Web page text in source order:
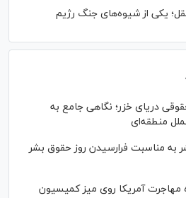
یکی از شیوه‌های جنگ رژیم
دریای خزر؛ نگاهی جامع به
منطقه‌ای
به مناسبت فرارسیدن روز حقوق بشر
مهاجرت آمریکا روی میز کمیسیون